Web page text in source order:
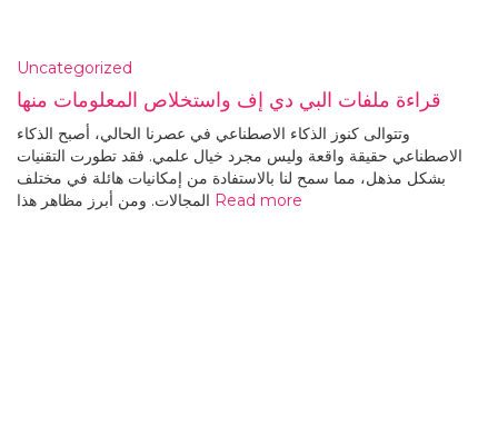
Uncategorized
قراءة ملفات البي دي إف واستخلاص المعلومات منها
وتتوالى كنوز الذكاء الاصطناعي في عصرنا الحالي، أصبح الذكاء
الاصطناعي حقيقة واقعة وليس مجرد خيال علمي. فقد تطورت التقنيات
بشكل مذهل، مما سمح لنا بالاستفادة من إمكانيات هائلة في مختلف
المجالات. ومن أبرز مظاهر هذا Read more